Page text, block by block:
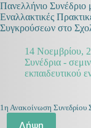
Πανελλήνιο
Εναλλακτικές
Συγκρούσεων στο
14 Νοεμβρίου,
Συνέδρια -
εκπαιδευτικού
1η Ανακοίνωση
Λήψη